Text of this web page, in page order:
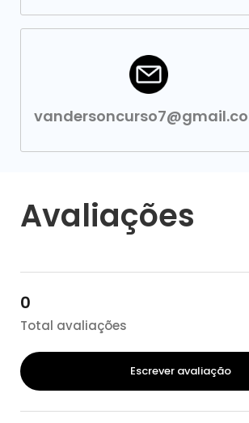
Avaliações
0
Total avaliações
Escrever avaliação